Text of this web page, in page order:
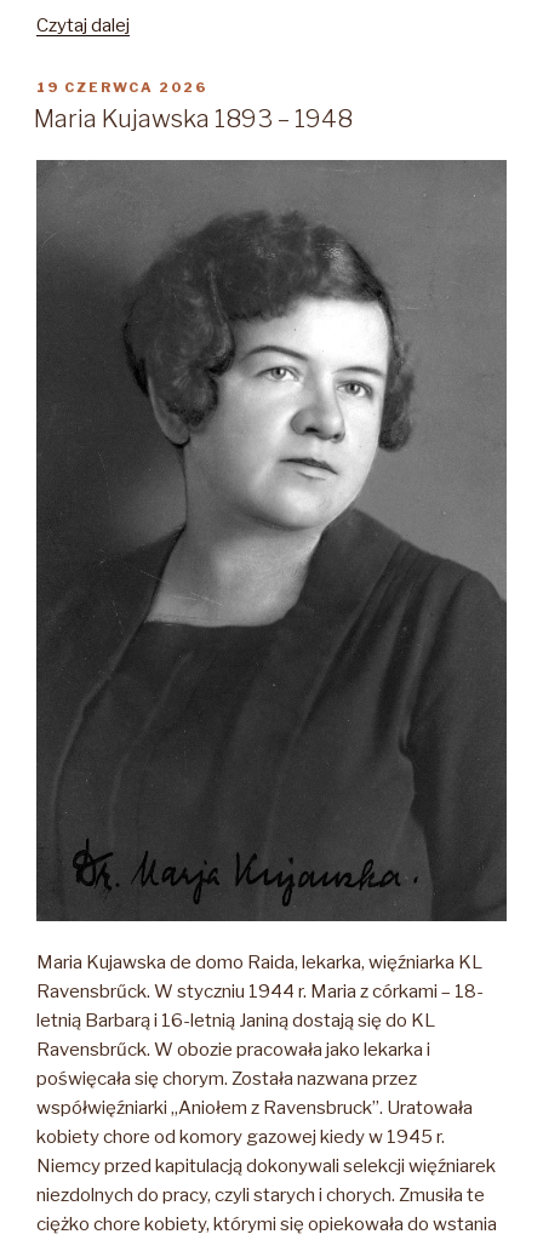
Czytaj dalej
Rokoszów
UZNAŃSKA
31
1945”
OPUBLIKOWANE
W
19 CZERWCA 2026
Maria Kujawska 1893 – 1948
Maria Kujawska de domo Raida, lekarka, więźniarka KL
Ravensbrűck. W styczniu 1944 r. Maria z córkami – 18-
letnią Barbarą i 16-letnią Janiną dostają się do KL
Ravensbrűck. W obozie pracowała jako lekarka i
poświęcała się chorym. Została nazwana przez
współwięźniarki „Aniołem z Ravensbruck”. Uratowała
kobiety chore od komory gazowej kiedy w 1945 r.
Niemcy przed kapitulacją dokonywali selekcji więźniarek
niezdolnych do pracy, czyli starych i chorych. Zmusiła te
ciężko chore kobiety, którymi się opiekowała do wstania